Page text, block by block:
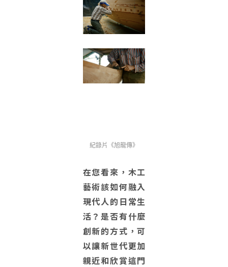
紀錄片​​​​​​《旭龍傳》
在您看來，木工
藝術該如何融入
現代人的日常生
活？是否有什麼
創新的方式，可
以讓新世代更加
親近和欣賞這門